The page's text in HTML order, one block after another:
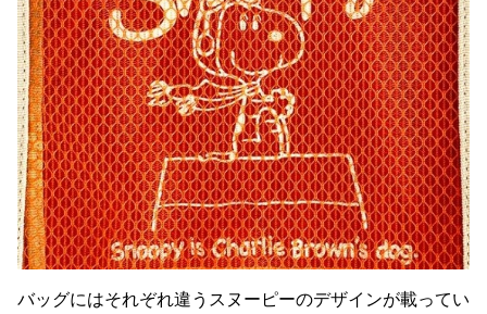
バッグにはそれぞれ違うスヌーピーのデザインが載ってい